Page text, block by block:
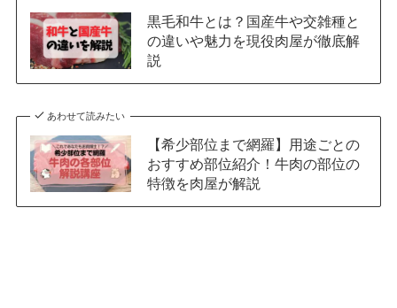
黒毛和牛とは？国産牛や交雑種と
の違いや魅力を現役肉屋が徹底解
説
あわせて読みたい
【希少部位まで網羅】用途ごとの
おすすめ部位紹介！牛肉の部位の
特徴を肉屋が解説